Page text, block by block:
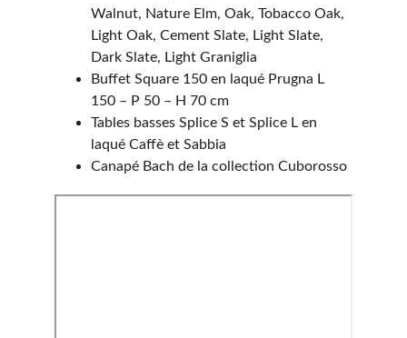
Walnut, Nature Elm, Oak, Tobacco Oak,
Light Oak, Cement Slate, Light Slate,
Dark Slate, Light Graniglia
Buffet Square 150 en laqué Prugna L
150 – P 50 – H 70 cm
Tables basses Splice S et Splice L en
laqué Caffè et Sabbia
Canapé Bach de la collection Cuborosso